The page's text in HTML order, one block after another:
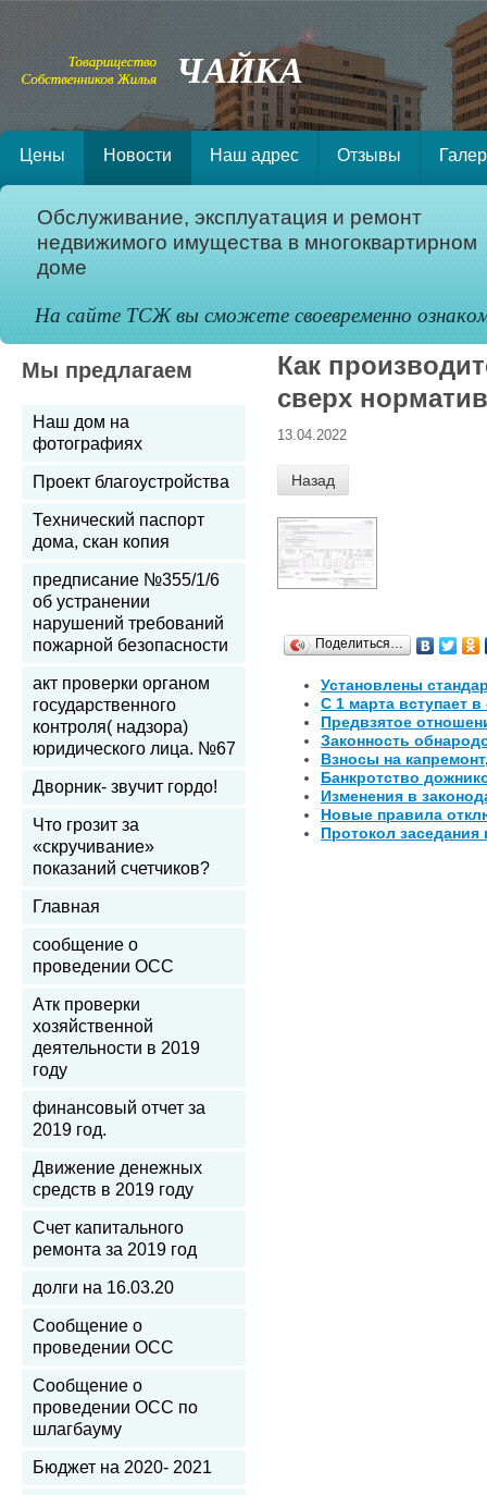
Цены Новости Наш адрес Отзывы
Обслуживание, эксплуатация и ремонт
недвижимого имущества в многоквартирном
доме
На сайте ТСЖ вы сможете своевременно
Мы предлагаем
Наш дом на
фотографиях
Проект благоустройства
Технический паспорт
дома, скан копия
предписание №355/1/6
об устранении
нарушений требований
пожарной безопасности
акт проверки органом
государственного
контроля( надзора)
юридического лица. №67
Дворник- звучит гордо!
Что грозит за
«скручивание»
показаний счетчиков?
Главная
сообщение о
проведении ОСС
Атк проверки
хозяйственной
деятельности в 2019
году
финансовый отчет за
2019 год.
Движение денежных
средств в 2019 году
Счет капитального
ремонта за 2019 год
долги на 16.03.20
Сообщение о
проведении ОСС
Сообщение о
проведении ОСС по
шлагбауму
Бюджет на 2020- 2021
Как
сверх
13.04.2022
Назад
Поделиться…
Установлены
C 1 марта вступает
Предвзятое
Законность
Взносы на
Банкротство
Изменения в
Новые правила
Протокол